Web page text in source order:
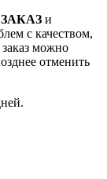
и
с качеством,
можно
отменить